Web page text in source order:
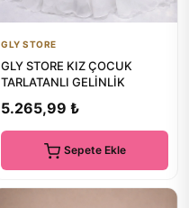
GLY STORE
GLY STORE KIZ ÇOCUK
TARLATANLI GELİNLİK
5.265,99 ₺
Sepete Ekle